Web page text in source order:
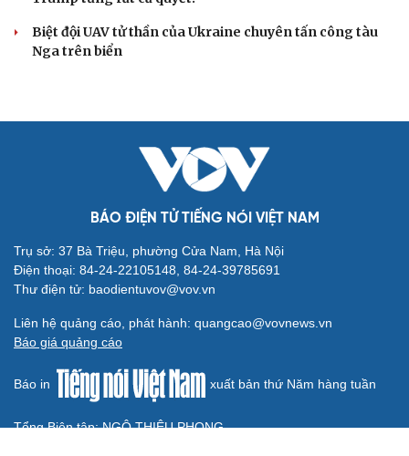
trước mưa tên lửa Nga
Hai điểm nóng Iran và Ukraine làm trầm trọng thêm
củng cố sức mạnh quân sự
Tàu ngầm Nga "mặc áo giáp” để đối phó UAV Ukraine
Hành lang xuyên Bắc Cực: Chiến lược của Nga trong
cuộc đua logistics toàn cầu
CUỘC SỐNG ĐÓ ĐÂY